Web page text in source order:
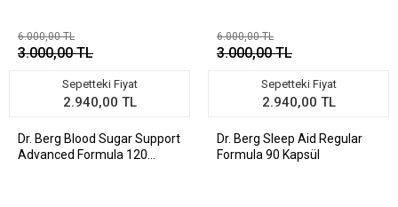
6.000,00 TL
3.000,00 TL
Sepetteki Fiyat
2.940,00 TL
Dr. Berg Blood Sugar Support
Advanced Formula 120
6.000,00 TL
3.000,00 TL
Sepetteki Fiyat
2.940,00 TL
Dr. Berg Sleep Aid Regular
Formula 90 Kapsül